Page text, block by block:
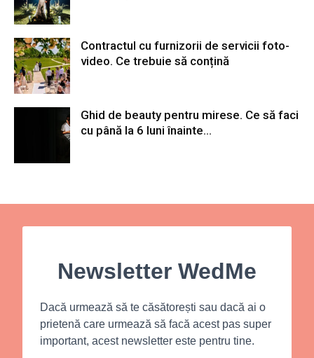
Contractul cu furnizorii de servicii foto-
video. Ce trebuie să conțină
Ghid de beauty pentru mirese. Ce să faci
cu până la 6 luni înainte...
Newsletter WedMe
Dacă urmează să te căsătorești sau dacă ai o
prietenă care urmează să facă acest pas super
important, acest newsletter este pentru tine.